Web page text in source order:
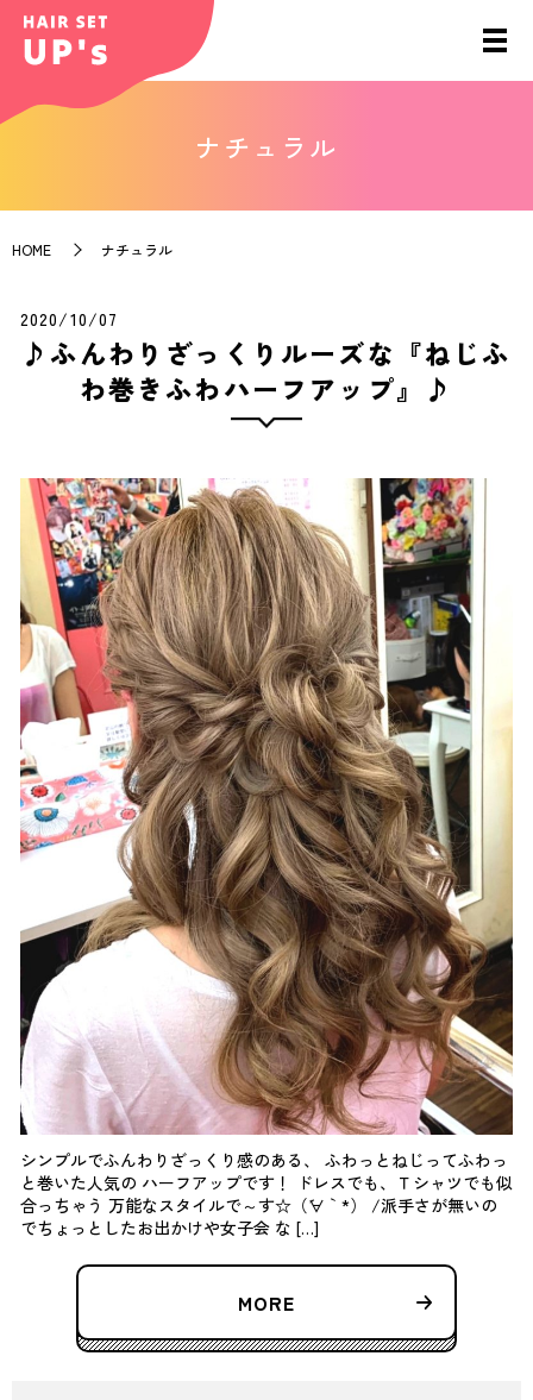
ナチュラル
HOME ナチュラル
2020/10/07
♪ふんわりざっくりルーズな『ねじふ
わ巻きふわハーフアップ』♪
シンプルでふんわりざっくり感のある、 ふわっとねじってふわっ
と巻いた人気の ハーフアップです！ ドレスでも、Ｔシャツでも似
合っちゃう 万能なスタイルで～す☆（´∀｀*） /派手さが無いの
でちょっとしたお出かけや女子会 な […]
MORE